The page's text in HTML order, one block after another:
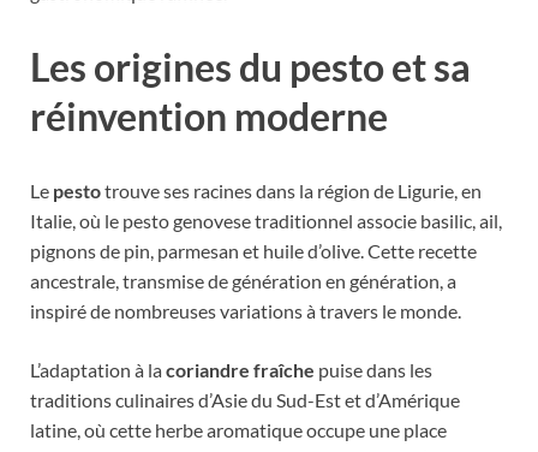
Les origines du pesto et sa
réinvention moderne
Le pestotrouve ses racines dans la région de Ligurie, en
Italie, où le pesto genovese traditionnel associe basilic, ail,
pignons de pin, parmesan et huile d’olive. Cette recette
ancestrale, transmise de génération en génération, a
inspiré de nombreuses variations à travers le monde.
L’adaptation à lacoriandre fraîche puise dans les
traditions culinaires d’Asie du Sud-Est et d’Amérique
latine, où cette herbe aromatique occupe une place